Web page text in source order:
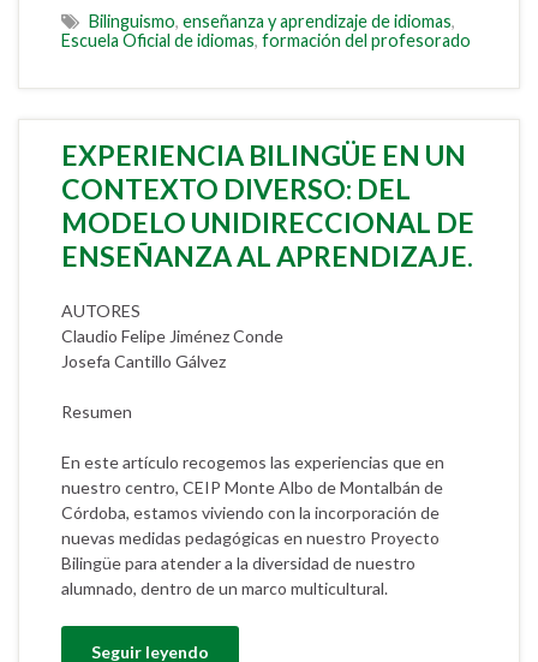
Bilinguismo, enseñanza y aprendizaje de idiomas,
Escuela Oficial de idiomas, formación del profesorado
EXPERIENCIA BILINGÜE EN UN
CONTEXTO DIVERSO: DEL
MODELO UNIDIRECCIONAL DE
ENSEÑANZA AL APRENDIZAJE.
AUTORES
Claudio Felipe Jiménez Conde
Josefa Cantillo Gálvez
Resumen
En este artículo recogemos las experiencias que en
nuestro centro, CEIP Monte Albo de Montalbán de
Córdoba, estamos viviendo con la incorporación de
nuevas medidas pedagógicas en nuestro Proyecto
Bilingüe para atender a la diversidad de nuestro
alumnado, dentro de un marco multicultural.
Seguir leyendo